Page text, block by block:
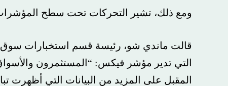
ومع ذلك، تشير التحركات تحت سطح المؤشرات
قالت ماندي شو، رئيسة قسم استخبارات سوق
التي تدير مؤشر فيكس: “المستثمرون والأسواق
المقبل على المزيد من البيانات التي أظهرت تباطؤ